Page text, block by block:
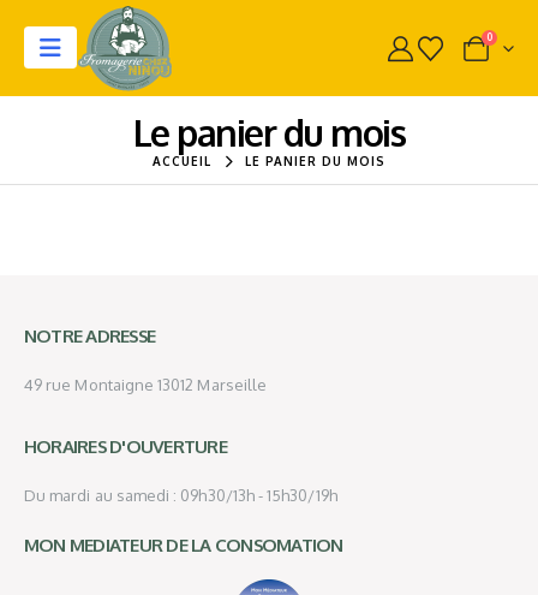
0
Le panier du mois
ACCUEIL LE PANIER DU MOIS
NOTRE ADRESSE
49 rue Montaigne 13012 Marseille
HORAIRES D'OUVERTURE
Du mardi au samedi : 09h30/13h - 15h30/19h
MON MEDIATEUR DE LA CONSOMATION